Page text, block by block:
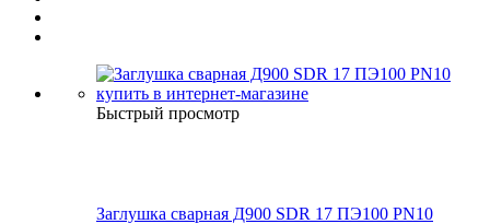
Быстрый просмотр
Заглушка сварная Д900 SDR 17 ПЭ100 PN10